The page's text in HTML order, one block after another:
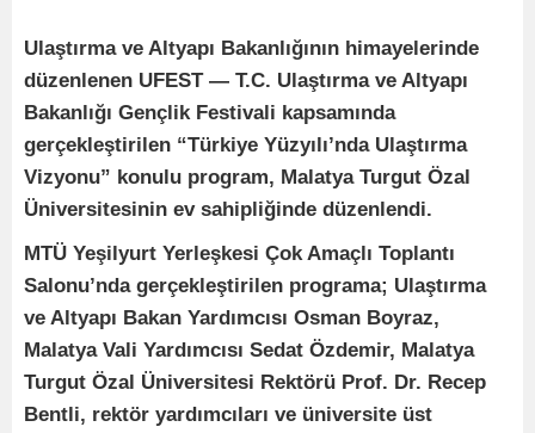
Ulaştırma ve Altyapı Bakanlığının himayelerinde
düzenlenen UFEST — T.C. Ulaştırma ve Altyapı
Bakanlığı Gençlik Festivali kapsamında
gerçekleştirilen “Türkiye Yüzyılı’nda Ulaştırma
Vizyonu” konulu program, Malatya Turgut Özal
Üniversitesinin ev sahipliğinde düzenlendi.
MTÜ Yeşilyurt Yerleşkesi Çok Amaçlı Toplantı
Salonu’nda gerçekleştirilen programa; Ulaştırma
ve Altyapı Bakan Yardımcısı Osman Boyraz,
Malatya Vali Yardımcısı Sedat Özdemir, Malatya
Turgut Özal Üniversitesi Rektörü Prof. Dr. Recep
Bentli, rektör yardımcıları ve üniversite üst